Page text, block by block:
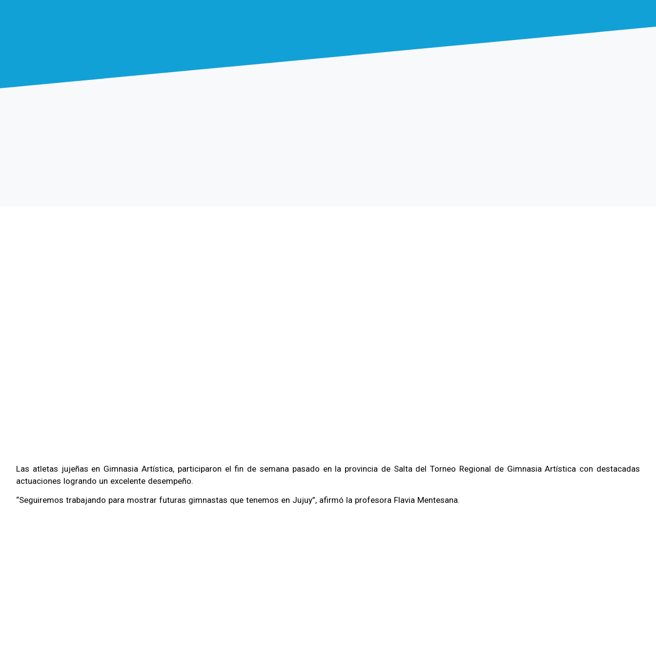
Las atletas jujeñas en Gimnasia Artística, participaron el fin de semana pasado en la provincia de Salta del Torneo Regional de Gimnasia Artística con destacadas
actuaciones logrando un excelente desempeño.
“Seguiremos trabajando para mostrar futuras gimnastas que tenemos en Jujuy”, afirmó la profesora Flavia Mentesana.